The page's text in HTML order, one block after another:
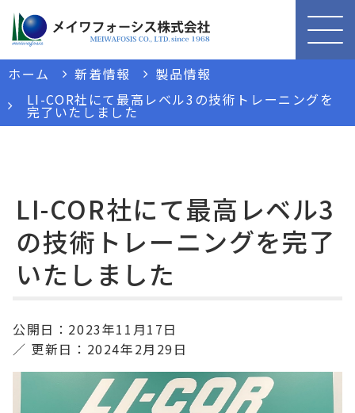
ホーム 新着情報
製品情報
LI-COR社にて最高レベル3の技術トレーニングを
完了いたしました
LI-COR社にて最高レベル3
の技術トレーニングを完了
いたしました
公開日： 2023年11月17日
更新日： 2024年2月29日